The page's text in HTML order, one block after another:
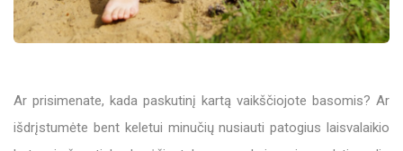
Ar prisimenate, kada paskutinį kartą vaikščiojote basomis? Ar
išdrįstumėte bent keletui minučių nusiauti patogius laisvalaikio